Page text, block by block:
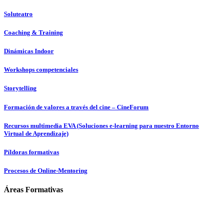
Soluteatro
Coaching & Training
Dinámicas Indoor
Workshops competenciales
Storytelling
Formación de valores a través del cine – CineForum
Recursos multimedia EVA (Soluciones e-learning para nuestro Entorno
Virtual de Aprendizaje)
Píldoras formativas
Procesos de Online-Mentoring
Áreas Formativas